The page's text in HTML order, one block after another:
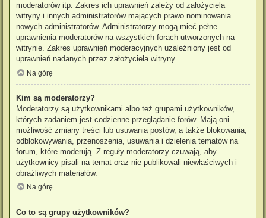
moderatorów itp. Zakres ich uprawnień zależy od założyciela
witryny i innych administratorów mających prawo nominowania
nowych administratorów. Administratorzy mogą mieć pełne
uprawnienia moderatorów na wszystkich forach utworzonych na
witrynie. Zakres uprawnień moderacyjnych uzależniony jest od
uprawnień nadanych przez założyciela witryny.
Na górę
Kim są moderatorzy?
Moderatorzy są użytkownikami albo też grupami użytkowników,
których zadaniem jest codzienne przeglądanie forów. Mają oni
możliwość zmiany treści lub usuwania postów, a także blokowania,
odblokowywania, przenoszenia, usuwania i dzielenia tematów na
forum, które moderują. Z reguły moderatorzy czuwają, aby
użytkownicy pisali na temat oraz nie publikowali niewłaściwych i
obraźliwych materiałów.
Na górę
Co to są grupy użytkowników?